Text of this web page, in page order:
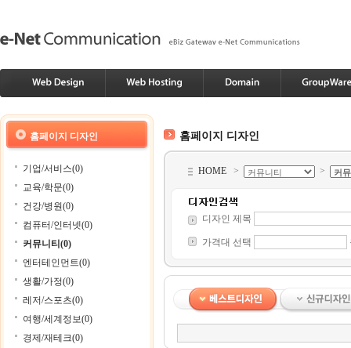
홈페이지 디자인
기업/서비스(0)
교육/학문(0)
건강/병원(0)
컴퓨터/인터넷(0)
커뮤니티(0)
엔터테인먼트(0)
생활/가정(0)
레저/스포츠(0)
여행/세계정보(0)
경제/재테크(0)
홈페이지 디자인
HOME > >
디자인 제목
가격대 선택